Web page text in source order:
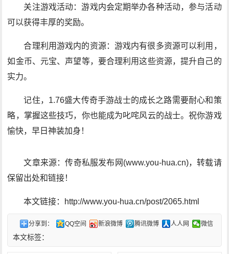
关注游戏活动：游戏内会定期举办各种活动，参与活动
可以获得丰厚的奖励。
合理利用游戏内的资源：游戏内有很多资源可以利用，
如金币、元宝、声望等，要合理利用这些资源，提升自己的
实力。
记住，1.76盛大传奇手游战士的成长之路需要耐心和策
略，掌握这些技巧，你也能成为叱咤风云的战士。祝你游戏
愉快，早日神装加身！
文章来源：传奇私服发布网(www.you-hua.cn)，转载请
保留出处和链接！
本文链接：http://www.you-hua.cn/post/2065.html
分享到： QQ空间 新浪微博 腾讯微博 人人网 微信
本文标签：